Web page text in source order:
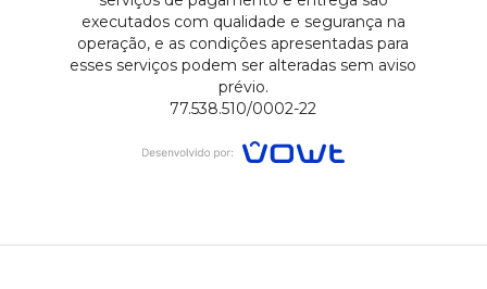
executados com qualidade e segurança na
operação, e as condições apresentadas para
esses serviços podem ser alteradas sem aviso
prévio.
77.538.510/0002-22